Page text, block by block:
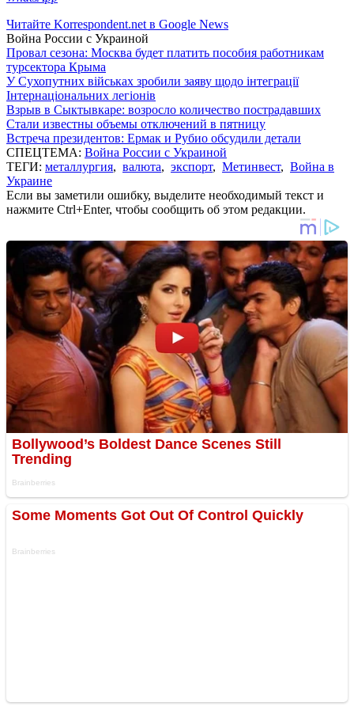
Читайте Korrespondent.net в Google News
Война России с Украиной
Провал сезона: Москва будет платить пособия работникам
турсектора Крыма
У Сухопутних військах зробили заяву щодо інтеграції
Інтернаціональних легіонів
Взрыв в Сыктывкаре: возросло количество пострадавших
Стали известны объемы отключений в пятницу
Встреча президентов: Ермак и Рубио обсудили детали
СПЕЦТЕМА: Война России с Украиной
ТЕГИ: металлургия, валюта, экспорт, Метинвест, Война в
Украине
Если вы заметили ошибку, выделите необходимый текст и
нажмите Ctrl+Enter, чтобы сообщить об этом редакции.